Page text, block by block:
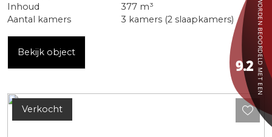
Inhoud
377 m³
Aantal kamers
3 kamers (2 slaapkamers)
Bekijk object
Verkocht